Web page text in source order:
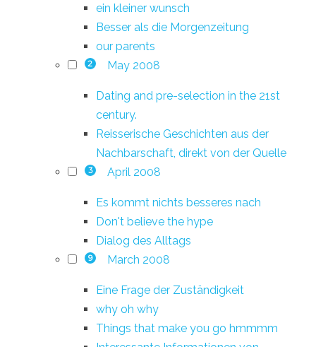
ein kleiner wunsch
Besser als die Morgenzeitung
our parents
2 May 2008
Dating and pre-selection in the 21st
century.
Reisserische Geschichten aus der
Nachbarschaft, direkt von der Quelle
3 April 2008
Es kommt nichts besseres nach
Don't believe the hype
Dialog des Alltags
9 March 2008
Eine Frage der Zuständigkeit
why oh why
Things that make you go hmmmm